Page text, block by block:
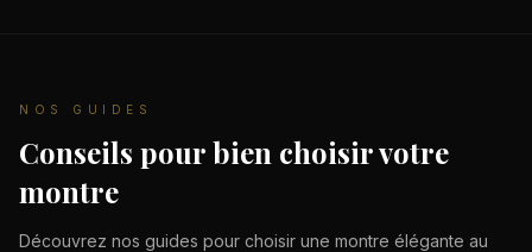
NOS GUIDES
Conseils pour bien choisir votre
montre
Découvrez nos guides pour choisir une montre élégante au